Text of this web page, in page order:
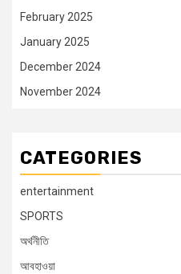
February 2025
January 2025
December 2024
November 2024
CATEGORIES
entertainment
SPORTS
অর্থনীতি
আবহাওয়া